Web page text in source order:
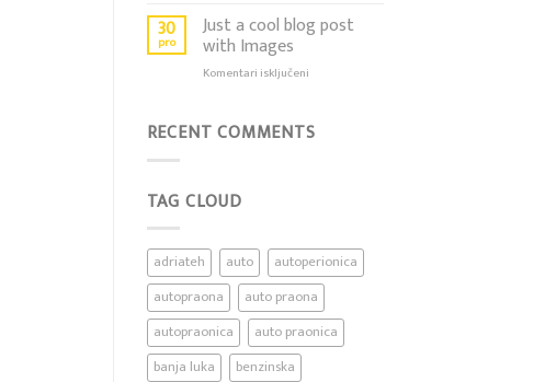
Video
Blog
30
pro
Just a cool blog post
with Images
Komentari isključeniza
cool
RECENT COMMENTS
TAG CLOUD
adriateh auto
autoperionica
autopraona
auto praona
autopraonica
auto praonica
banja luka
benzinska